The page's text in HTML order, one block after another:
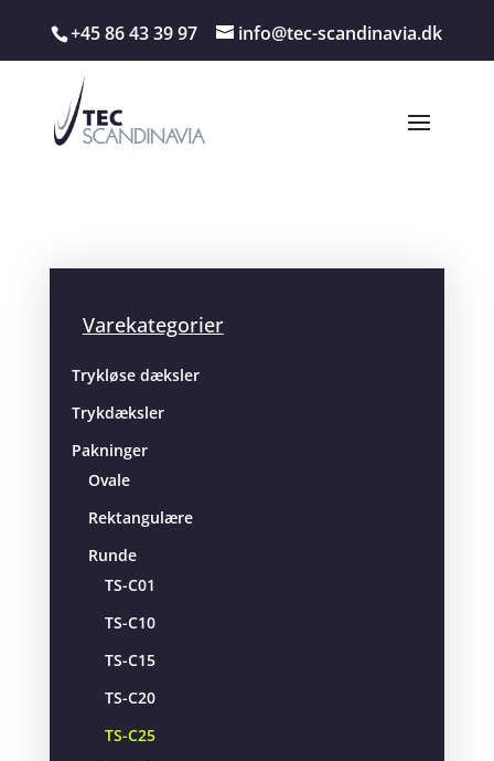
+45 86 43 39 97 info@tec-scandinavia.dk
Varekategorier
Trykløse dæksler
Trykdæksler
Pakninger
Ovale
Rektangulære
Runde
TS-C01
TS-C10
TS-C15
TS-C20
TS-C25